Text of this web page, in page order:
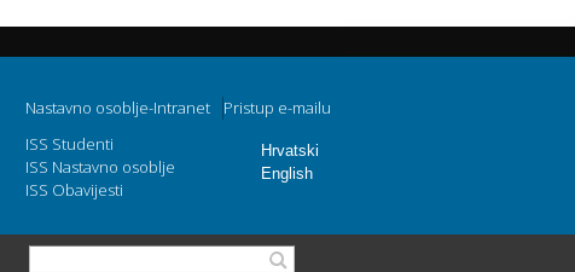
Hrvatski
English
Nastavno osoblje-Intranet
Pristup e-mailu
ISS Studenti
ISS Nastavno osoblje
ISS Obavijesti